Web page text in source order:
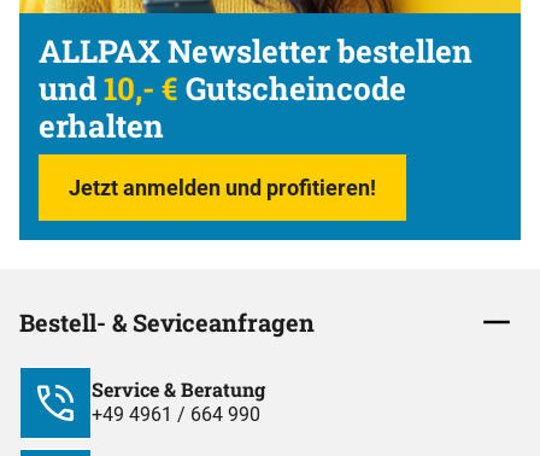
ALLPAX Newsletter bestellen
und10,- € Gutscheincode
erhalten
Jetzt anmelden und profitieren!
Bestell- & Seviceanfragen
Service & Beratung
+49 4961 / 664 990